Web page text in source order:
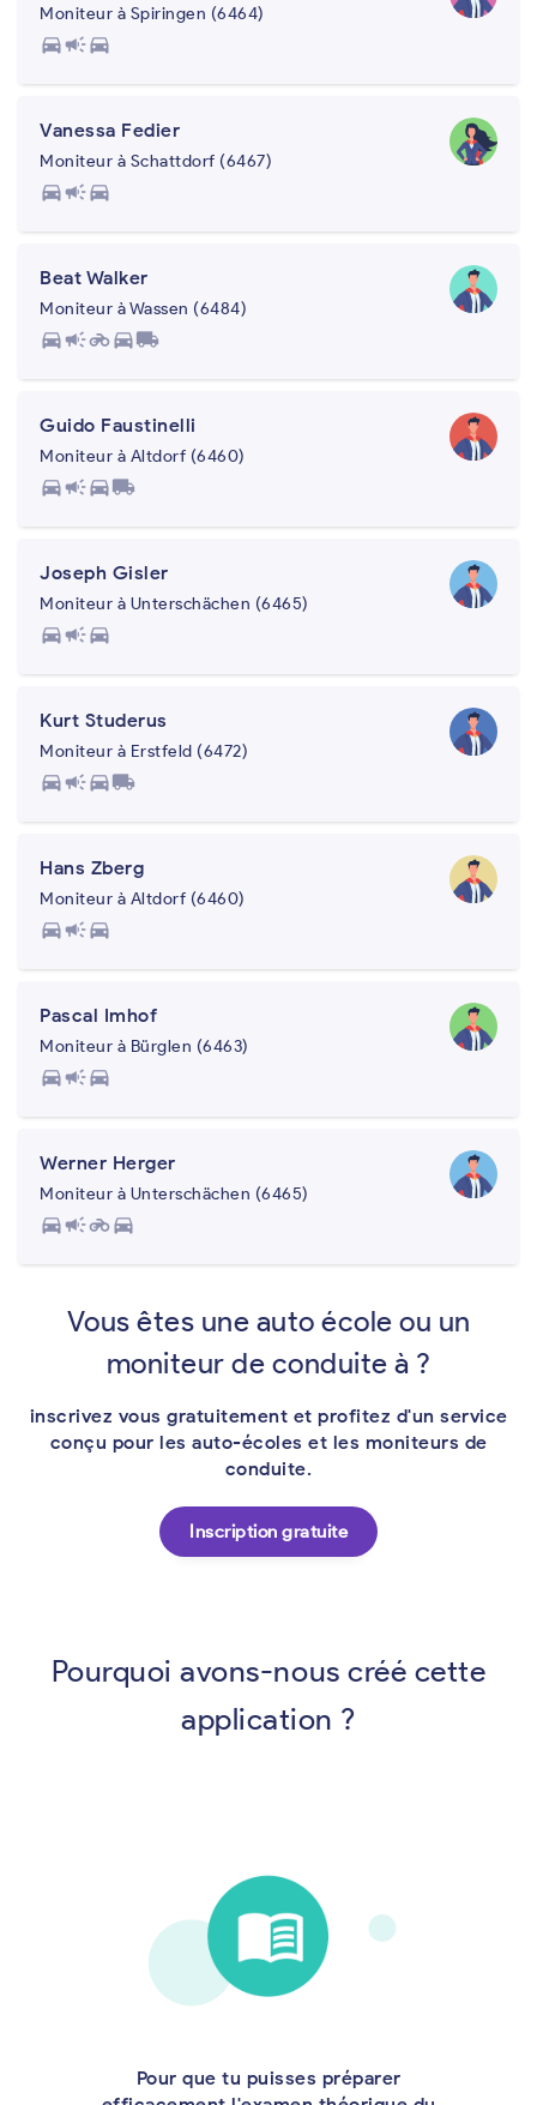
Moniteur à Spiringen (6464)
directions_carcampaigndirections_car
Vanessa Fedier
Moniteur à Schattdorf (6467)
directions_carcampaigndirections_car
Beat Walker
Moniteur à Wassen (6484)
directions_carcampaignmotorcycledirections_carlocal_shipping
Guido Faustinelli
Moniteur à Altdorf (6460)
directions_carcampaigndirections_carlocal_shipping
Joseph Gisler
Moniteur à Unterschächen (6465)
directions_carcampaigndirections_car
Kurt Studerus
Moniteur à Erstfeld (6472)
directions_carcampaigndirections_carlocal_shipping
Hans Zberg
Moniteur à Altdorf (6460)
directions_carcampaigndirections_car
Pascal Imhof
Moniteur à Bürglen (6463)
directions_carcampaigndirections_car
Werner Herger
Moniteur à Unterschächen (6465)
directions_carcampaignmotorcycledirections_car
Vous êtes une auto école ou un
moniteur de conduite à ?
inscrivez vous gratuitement et profitez d'un service
conçu pour les auto-écoles et les moniteurs de
conduite.
Inscription gratuite
Pourquoi avons-nous créé cette
application ?
Pour que tu puisses préparer